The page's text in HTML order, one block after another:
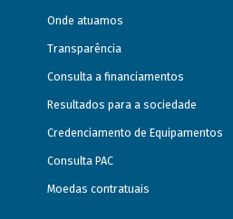
Onde atuamos
Transparência
Consulta a financiamentos
Resultados para a sociedade
Credenciamento de Equipamentos
Consulta PAC
Moedas contratuais